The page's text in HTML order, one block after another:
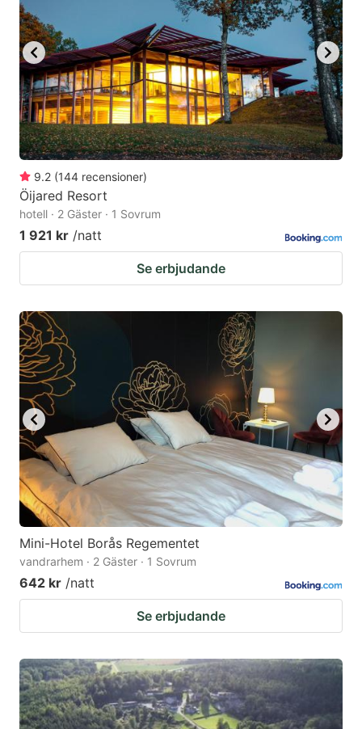
9.2 (144 recensioner)
Öijared Resort
hotell · 2 Gäster · 1 Sovrum
1 921 kr /natt
Se erbjudande
Mini-Hotel Borås Regementet
vandrarhem · 2 Gäster · 1 Sovrum
642 kr /natt
Se erbjudande